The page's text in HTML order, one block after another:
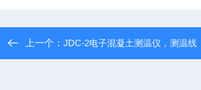
上一个：JDC-2电子混凝土测温仪，测温线